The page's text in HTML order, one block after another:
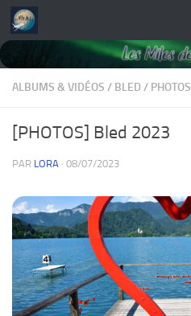
Skip to content
ALBUMS & VIDÉOS / BLED / PHOTOS
[PHOTOS] Bled 2023
PAR LORA · 08/07/2023